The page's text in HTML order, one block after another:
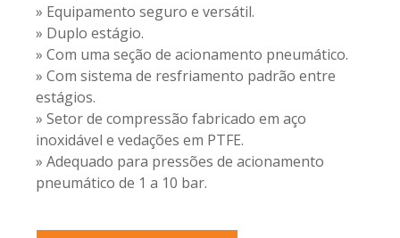
» Equipamento seguro e versátil.
» Duplo estágio.
» Com uma seção de acionamento pneumático.
» Com sistema de resfriamento padrão entre
estágios.
» Setor de compressão fabricado em aço
inoxidável e vedações em PTFE.
» Adequado para pressões de acionamento
pneumático de 1 a 10 bar.